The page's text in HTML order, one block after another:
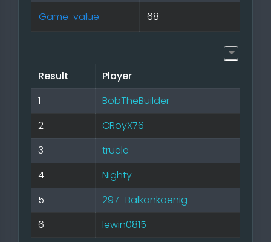
Game-value: 68
Result
Player
1
BobTheBuilder
2
CRoyX76
3
truele
4
Nighty
5
297_Balkankoenig
6
lewin0815